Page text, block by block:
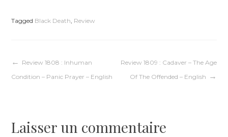
Tagged Black Death Review
Navigation
l’article
Review 1808 : Inhuman
Condition – Panic Prayer – English
Review 1809 : Cadaver – The Age
Of The Offended – English
Laisser un commentaire